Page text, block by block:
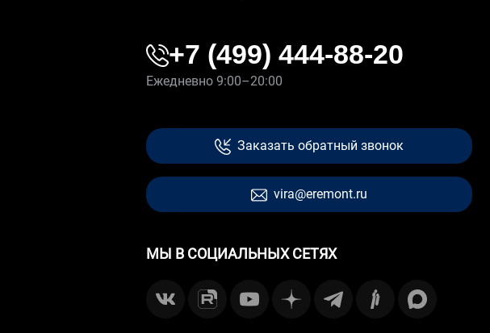
+7 (499) 444-88-20
Ежедневно 9:00–20:00
Заказать обратный звонок
vira@eremont.ru
МЫ В СОЦИАЛЬНЫХ СЕТЯХ